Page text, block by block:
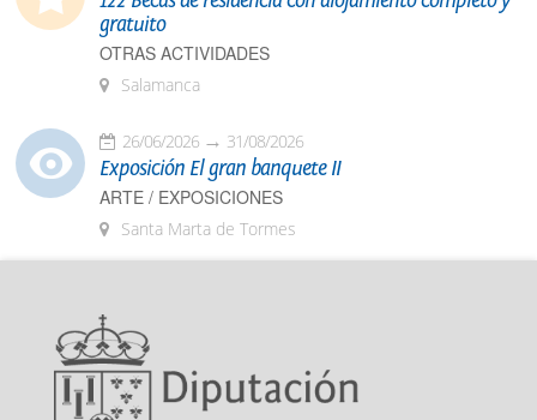
gratuito
OTRAS ACTIVIDADES
Salamanca
26/06/2026 31/08/2026
Exposición El gran banquete II
ARTE / EXPOSICIONES
Santa Marta de Tormes